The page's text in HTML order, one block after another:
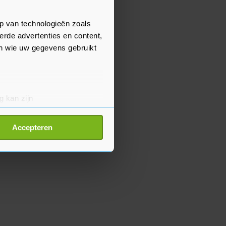
van technologieën zoals
advertenties en content,
wie uw gegevens gebruikt
kan zijn
detailgedeelte
Accepteren